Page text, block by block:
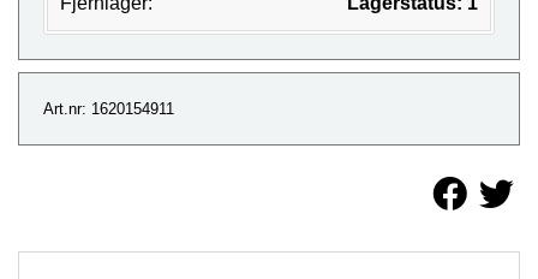
Art.nr: 1620154911